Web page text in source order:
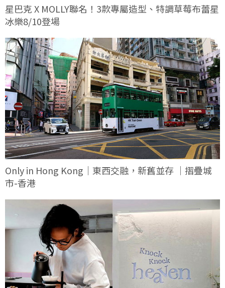
星巴克 X MOLLY聯名！3款專屬造型、特調草莓布蕾星
冰樂8/10登場
Only in Hong Kong｜東西交融，新舊並存 ｜摺疊城
市-香港